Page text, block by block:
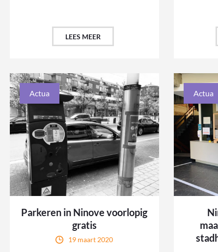
LEES MEER
Actua
Parkeren in Ninove voorlopig
gratis
19 maart 2020
Actua